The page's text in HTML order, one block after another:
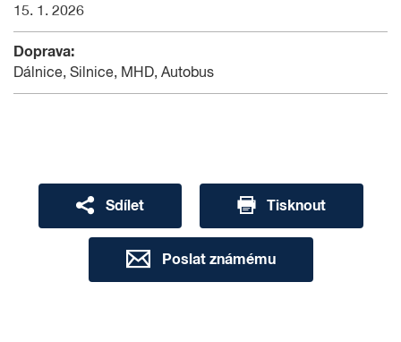
15. 1. 2026
Doprava:
Dálnice, Silnice, MHD, Autobus
Sdílet Tisknout
Poslat známému